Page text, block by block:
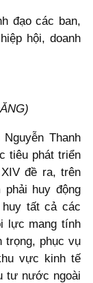
đạo các ban,
hội, doanh
Thanh
tiêu phát triển
đề ra, trên
huy động
huy tất cả các
lực mang tính
trọng, phục vụ
vực kinh tế
tư nước ngoài